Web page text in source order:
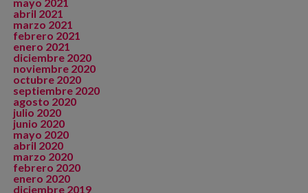
abril 2021
marzo 2021
febrero 2021
enero 2021
diciembre 2020
noviembre 2020
octubre 2020
septiembre 2020
agosto 2020
julio 2020
junio 2020
mayo 2020
abril 2020
marzo 2020
febrero 2020
enero 2020
diciembre 2019